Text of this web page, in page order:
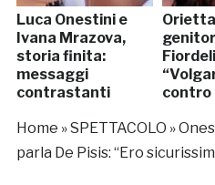
Luca Onestini e
Ivana Mrazova,
storia finita:
messaggi
contrastanti
contro
Home »SPETTACOLO »
parla De Pisis: “Ero